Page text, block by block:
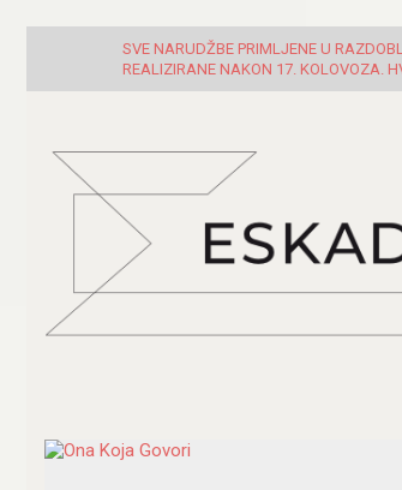
SVE NARUDŽBE PRIMLJENE U
REALIZIRANE NAKON 17. KOLOVOZA.